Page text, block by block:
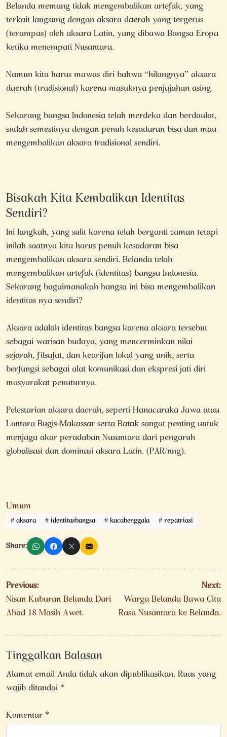
Belanda memang tidak mengembalikan artefak, yang
terkait langsung dengan aksara daerah yang tergerus
(terampas) oleh aksara Latin, yang dibawa Bangsa Eropa
ketika menempati Nusantara.
Namun kita harus mawas diri bahwa “hilangnya” aksara
daerah (tradisional) karena masuknya penjajahan asing.
Sekarang bangsa Indonesia telah merdeka dan berdaulat,
sudah semestinya dengan penuh kesadaran bisa dan mau
mengembalikan aksara tradisional sendiri.
Bisakah Kita Kembalikan Identitas
Sendiri?
Ini langkah, yang sulit karena telah berganti zaman tetapi
inilah saatnya kita harus penuh kesadaran bisa
mengembalikan aksara sendiri. Belanda telah
mengembalikan artefak (identitas) bangsa Indonesia.
Sekarang bagaimanakah bangsa ini bisa mengembalikan
identitas nya sendiri?
Aksara adalah identitas bangsa karena aksara tersebut
sebagai warisan budaya, yang mencerminkan nilai
sejarah, filsafat, dan kearifan lokal yang unik, serta
berfungsi sebagai alat komunikasi dan ekspresi jati diri
masyarakat penuturnya.
Pelestarian aksara daerah, seperti Hanacaraka Jawa atau
Lontara Bugis-Makassar serta Batak sangat penting untuk
menjaga akar peradaban Nusantara dari pengaruh
globalisasi dan dominasi aksara Latin. (PAR/nng).
Umum
aksara identitasbangsa kacabenggala repatriasi
Share:
Navigasi
pos
Previous:
Nisan Kuburan Belanda Dari
Abad 18 Masih Awet.
Next:
Warga Belanda Bawa Cita
Rasa Nusantara ke Belanda.
Tinggalkan Balasan
Alamat email Anda tidak akan dipublikasikan.Ruas yang
wajib ditandai*
Komentar*